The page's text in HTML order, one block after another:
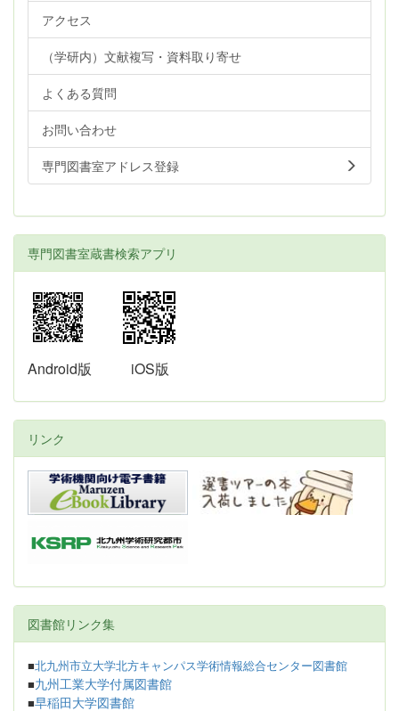
アクセス
（学研内）文献複写・資料取り寄せ
よくある質問
お問い合わせ
専門図書室アドレス登録
専門図書室蔵書検索アプリ
Android版 iOS版
リンク
図書館リンク集
■北九州市立大学北方キャンパス学術情報総合センター図書館
■九州工業大学付属図書館
■早稲田大学図書館